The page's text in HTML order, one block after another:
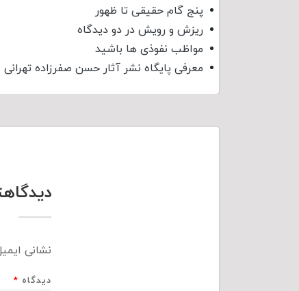
پنج گام حقیقی تا ظهور
ریزش و رویش در دو دیدگاه
مواظب نفوذی‌ ها باشید
معرفی پایگاه نشر آثار حسن صفرزاده تهرانی
نشانی
دیدگاه *